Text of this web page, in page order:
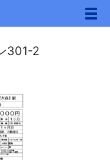
メ
301-2